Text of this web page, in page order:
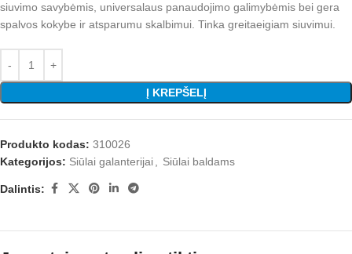
siuvimo savybėmis, universalaus panaudojimo galimybėmis bei gera
spalvos kokybe ir atsparumu skalbimui. Tinka greitaeigiam siuvimui.
Į KREPŠELĮ
Produkto kodas: 310026
Kategorijos: Siūlai galanterijai, Siūlai baldams
Dalintis: